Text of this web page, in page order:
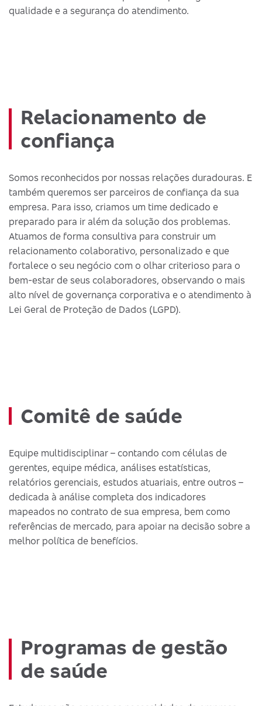
qualidade e a segurança do atendimento.
Relacionamento de
confiança
Somos reconhecidos por nossas relações duradouras. E
também queremos ser parceiros de confiança da sua
empresa. Para isso, criamos um time dedicado e
preparado para ir além da solução dos problemas.
Atuamos de forma consultiva para construir um
relacionamento colaborativo, personalizado e que
fortalece o seu negócio com o olhar criterioso para o
bem-estar de seus colaboradores, observando o mais
alto nível de governança corporativa e o atendimento à
Lei Geral de Proteção de Dados (LGPD).
Comitê de saúde
Equipe multidisciplinar – contando com células de
gerentes, equipe médica, análises estatísticas,
relatórios gerenciais, estudos atuariais, entre outros –
dedicada à análise completa dos indicadores
mapeados no contrato de sua empresa, bem como
referências de mercado, para apoiar na decisão sobre a
melhor política de benefícios.
Programas de gestão
de saúde